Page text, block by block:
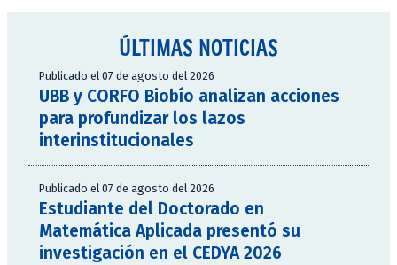
ÚLTIMAS NOTICIAS
Publicado el 07 de agosto del 2026
UBB y CORFO Biobío analizan acciones
para profundizar los lazos
interinstitucionales
Publicado el 07 de agosto del 2026
Estudiante del Doctorado en
Matemática Aplicada presentó su
investigación en el CEDYA 2026